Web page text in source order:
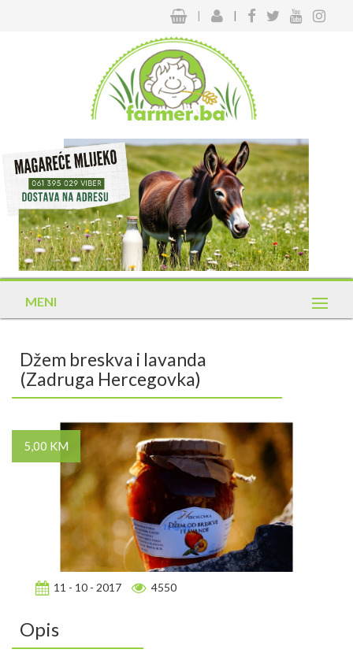
| |
MENI
Džem breskva i lavanda
(Zadruga Hercegovka)
5,00 KM
11 - 10 - 2017 4550
Opis